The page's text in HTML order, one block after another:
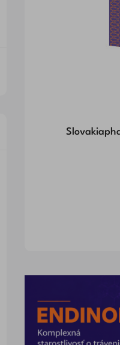
Slovakiapharm 10 PRO -
BIO PREMIUM +
Kapsuly 10 Ks
4,00 €